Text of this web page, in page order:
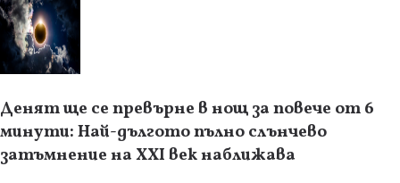
Денят ще се превърне в нощ за повече от 6
минути: Най-дългото пълно слънчево
затъмнение на XXI век наближава